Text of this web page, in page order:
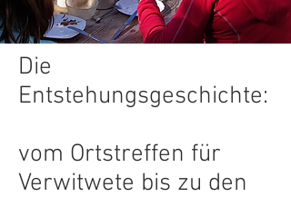
Die
Entstehungsgeschichte:
vom Ortstreffen für
Verwitwete bis zu den